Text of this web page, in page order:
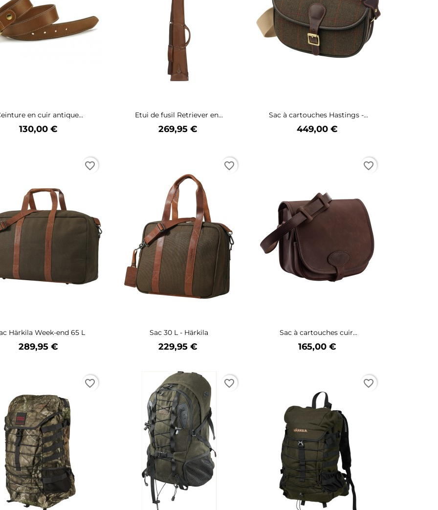
en cuir antique...
Prix
130,00 €
Etui de fusil Retriever en...
Prix
269,95 €
Sac à cartouches Hastings -...
Prix
449,00 €
Härkila Week-end 65 L
Prix
289,95 €
favorite_border
Sac 30 L - Härkila
Prix
229,95 €
favorite_border
Sac à cartouches cuir...
Prix
165,00 €
favorite_border
favorite_border favorite_border favorite_border